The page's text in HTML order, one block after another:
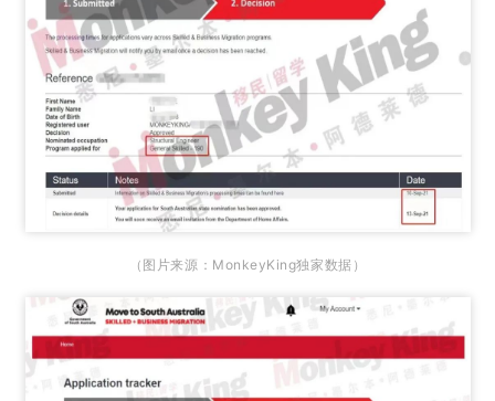
（图片来源：MonkeyKing独家数据）